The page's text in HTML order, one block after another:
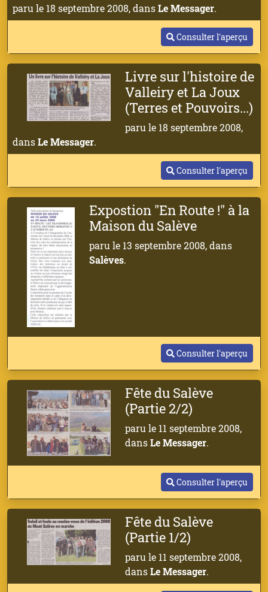
paru le 18 septembre 2008, dansLe Messager.
Consulter l'aperçu
Livre sur l'histoire de
Valleiry et La Joux
(Terres et Pouvoirs...)
paru le 18 septembre 2008,
dansLe Messager.
Consulter l'aperçu
Expostion "En Route !" à la
Maison du Salève
paru le 13 septembre 2008, dans
Salèves.
Consulter l'aperçu
Fête du Salève
(Partie 2/2)
paru le 11 septembre 2008,
dansLe Messager.
Consulter l'aperçu
Fête du Salève
(Partie 1/2)
paru le 11 septembre 2008,
dansLe Messager.